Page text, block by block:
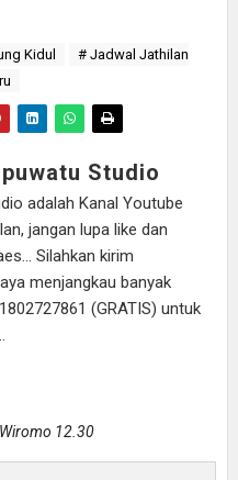
Kidul
# Jadwal Jathilan
Studio
adalah Kanal Youtube
jangan lupa like dan
Silahkan kirim
menjangkau banyak
(GRATIS) untuk
12.30